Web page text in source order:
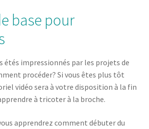
base pour
étés impressionnés par les projets de
procéder? Si vous êtes plus tôt
vidéo sera à votre disposition à la fin
à tricoter à la broche.
apprendrez comment débuter du